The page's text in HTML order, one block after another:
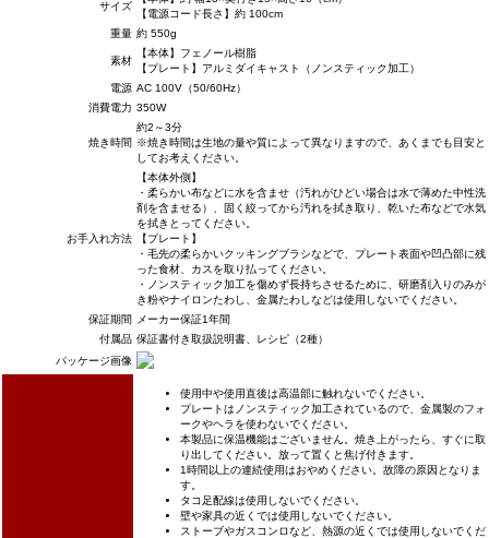
サイズ
【電源コード長さ】約 100cm
重量 約 550g
素材
【本体】フェノール樹脂
【プレート】アルミダイキャスト（ノンスティック加工）
電源 AC 100V（50/60Hz）
消費電力 350W
焼き時間
約2～3分
※焼き時間は生地の量や質によって異なりますので、あくまでも目安と
してお考えください。
お手入れ方法
【本体外側】
・柔らかい布などに水を含ませ（汚れがひどい場合は水で薄めた中性洗
剤を含ませる）、固く絞ってから汚れを拭き取り、乾いた布などで水気
を拭きとってください。
【プレート】
・毛先の柔らかいクッキングブラシなどで、プレート表面や凹凸部に残
った食材、カスを取り払ってください。
・ノンスティック加工を傷めず長持ちさせるために、研磨剤入りのみが
き粉やナイロンたわし、金属たわしなどは使用しないでください。
保証期間
メーカー保証1年間
付属品 保証書付き取扱説明書、レシピ（2種）
パッケージ画像
使用中や使用直後は高温部に触れないでください。
プレートはノンスティック加工されているので、金属製のフォ
ークやヘラを使わないでください。
本製品に保温機能はございません。焼き上がったら、すぐに取
り出してください。放って置くと焦げ付きます。
1時間以上の連続使用はおやめください。故障の原因となりま
す。
タコ足配線は使用しないでください。
壁や家具の近くでは使用しないでください。
ストーブやガスコンロなど、熱源の近くでは使用しないでくだ